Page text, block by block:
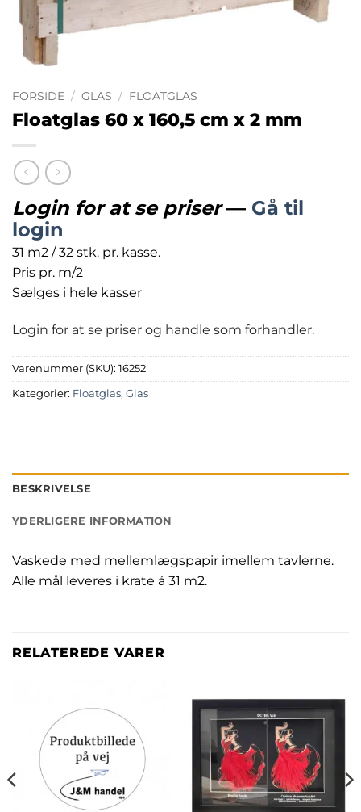
FORSIDE / GLAS / FLOATGLAS
Floatglas 60 x 160,5 cm x 2 mm
Login for at se priser— Gå til
login
31 m2 / 32 stk. pr. kasse.
Pris pr. m/2
Sælges i hele kasser
Login for at se priser og handle som forhandler.
Varenummer (SKU): 16252
Kategorier: Floatglas, Glas
BESKRIVELSE
YDERLIGERE INFORMATION
Vaskede med mellemlægspapir imellem tavlerne.
Alle mål leveres i krate á 31 m2.
RELATEREDE VARER